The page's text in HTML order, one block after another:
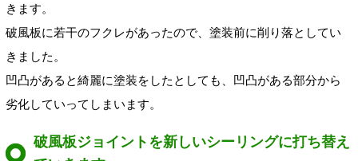
きます。
破風板に若干のフクレがあったので、塗装前に削り落としてい
きました。
凹凸があると綺麗に塗装をしたとしても、凹凸がある部分から
劣化していってしまいます。
破風板ジョイントを新しいシーリングに打ち替え